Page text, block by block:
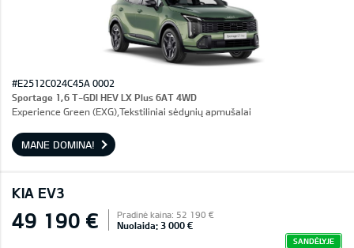
#E2512C024C45A 0002
Sportage 1,6 T-GDI HEV LX Plus 6AT 4WD
Experience Green (EXG),Tekstiliniai sėdynių apmušalai
MANE DOMINA!
KIA EV3
49 190 € Pradinė kaina: 52 190 €
Nuolaida: 3 000 €
SANDĖLYJE